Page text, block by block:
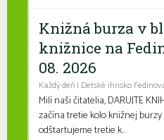
Knižná burza v
knižnice na
08. 2026
Každý deň | Detské ihrisko
Milí naši čitatelia, DARUJTE
začína tretie kolo knižnej burzy
odštartujeme tretie k...